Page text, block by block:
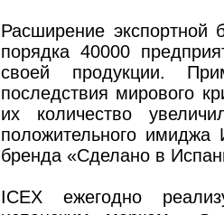
Расширение экспортной
порядка 40000
своей продукции.
последствия мирового
их количество
положительного имиджа
бренда «Сделано в
IСЕХ ежегодно